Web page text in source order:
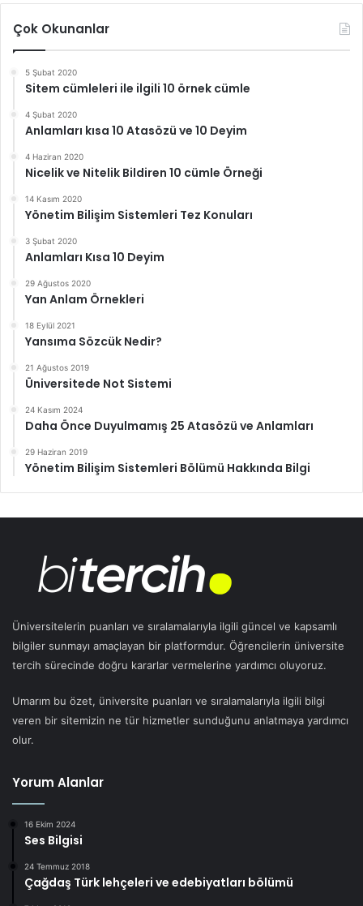
Çok Okunanlar
5 Şubat 2020
Sitem cümleleri ile ilgili 10 örnek cümle
4 Şubat 2020
Anlamları kısa 10 Atasözü ve 10 Deyim
4 Haziran 2020
Nicelik ve Nitelik Bildiren 10 cümle Örneği
14 Kasım 2020
Yönetim Bilişim Sistemleri Tez Konuları
3 Şubat 2020
Anlamları Kısa 10 Deyim
29 Ağustos 2020
Yan Anlam Örnekleri
18 Eylül 2021
Yansıma Sözcük Nedir?
21 Ağustos 2019
Üniversitede Not Sistemi
24 Kasım 2024
Daha Önce Duyulmamış 25 Atasözü ve Anlamları
29 Haziran 2019
Yönetim Bilişim Sistemleri Bölümü Hakkında Bilgi
Üniversitelerin puanları ve sıralamalarıyla ilgili güncel ve kapsamlı
bilgiler sunmayı amaçlayan bir platformdur. Öğrencilerin üniversite
tercih sürecinde doğru kararlar vermelerine yardımcı oluyoruz.
Umarım bu özet, üniversite puanları ve sıralamalarıyla ilgili bilgi
veren bir sitemizin ne tür hizmetler sunduğunu anlatmaya yardımcı
olur.
Yorum Alanlar
16 Ekim 2024
Ses Bilgisi
24 Temmuz 2018
Çağdaş Türk lehçeleri ve edebiyatları bölümü